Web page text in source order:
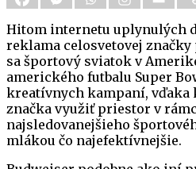
Hitom internetu uplynulých
reklama celosvetovej
sa športový sviatok v
amerického futbalu Super
kreatívnych kampaní, vďaka
značka využiť priestor v
najsledovanejšieho
mlákou čo najefektívnejšie.